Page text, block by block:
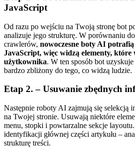
JavaScript
Od razu po wejściu na Twoją stronę bot
analizuje jego strukturę. W porównaniu
crawlerów, nowoczesne boty AI
JavaScript, więc widzą elementy,
użytkownika. W ten sposób bot
bardzo zbliżony do tego, co widzą ludzie.
Etap 2. – Usuwanie zbędnych
Następnie roboty AI zajmują się selekcją
na Twojej stronie. Usuwają niektóre
menu, stopki i powtarzalne sekcje
identyfikacji głównej części artykułu –
strukturę treści.